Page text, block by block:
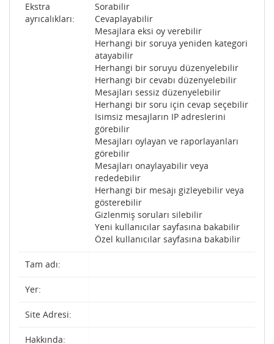
Ekstra
ayrıcalıkları:
Sorabilir
Cevaplayabilir
Mesajlara eksi oy verebilir
Herhangi bir soruya yeniden kategori
atayabilir
Herhangi bir soruyu düzenyelebilir
Herhangi bir cevabı düzenyelebilir
Mesajları sessiz düzenyelebilir
Herhangi bir soru için cevap seçebilir
Isimsiz mesajların IP adreslerini
görebilir
Mesajları oylayan ve raporlayanları
görebilir
Mesajları onaylayabilir veya
rededebilir
Herhangi bir mesajı gizleyebilir veya
gösterebilir
Gizlenmiş soruları silebilir
Yeni kullanıcılar sayfasına bakabilir
Özel kullanıcılar sayfasına bakabilir
Tam adı:
Yer:
Site Adresi:
Hakkında: